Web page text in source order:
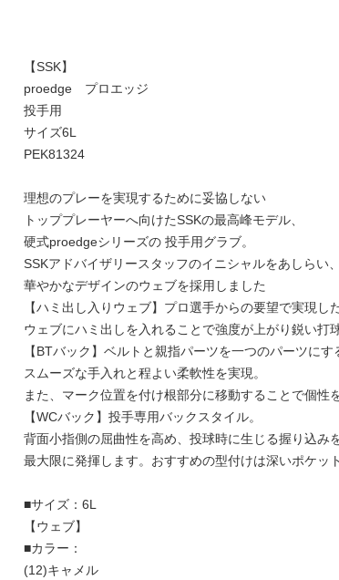
【SSK】
proedge プロエッジ
投手用
サイズ6L
PEK81324
理想のプレーを実現するために妥協しない
トッププレーヤーへ向けたSSKの最高峰モデル、
硬式proedgeシリーズの 投手用グラブ。
SSKアドバイザリースタッフのイニシャルをあしらい、
華やかなデザインのウェブを採用しました
【ハミ出し入りウェブ】プロ選手からの要望で実現し
ウェブにハミ出しを入れることで強度が上がり鋭い打
【BTバック】ベルトと親指パーツを一つのパーツにす
スムーズな手入れと程よい柔軟性を実現。
また、マーク位置を付け根部分に移動することで個性
【WCバック】投手専用バックスタイル。
背面小指側の屈曲性を高め、投球時に生じる握り込み
最大限に発揮します。おすすめの型付けは深いポケット
■サイズ：6L
【ウェブ】
■カラー：
(12)キャメル